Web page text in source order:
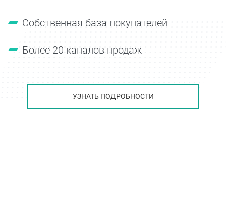
Собственная база покупателей
Более 20 каналов продаж
УЗНАТЬ ПОДРОБНОСТИ